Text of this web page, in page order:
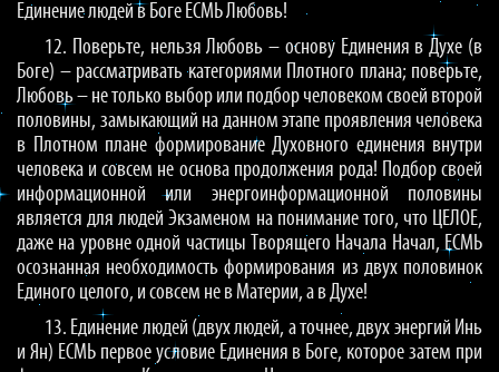
Единение людей в Боге ЕСМЬ Любовь!
12. Поверьте, нельзя Любовь – основу Единения в Духе (в
Боге) – рассматривать категориями Плотного плана; поверьте,
Любовь – не только выбор или подбор человеком своей второй
половины, замыкающий на данном этапе проявления человека
в Плотном плане формирование Духовного единения внутри
человека и совсем не основа продолжения рода! Подбор своей
информационной или энергоинформационной половины
является для людей Экзаменом на понимание того, что ЦЕЛОЕ,
даже на уровне одной частицы Творящего Начала Начал, ЕСМЬ
осознанная необходимость формирования из двух половинок
Единого целого, и совсем не в Материи, а в Духе!
13. Единение людей (двух людей, а точнее, двух энергий Инь
и Ян) ЕСМЬ первое условие Единения в Боге, которое затем при